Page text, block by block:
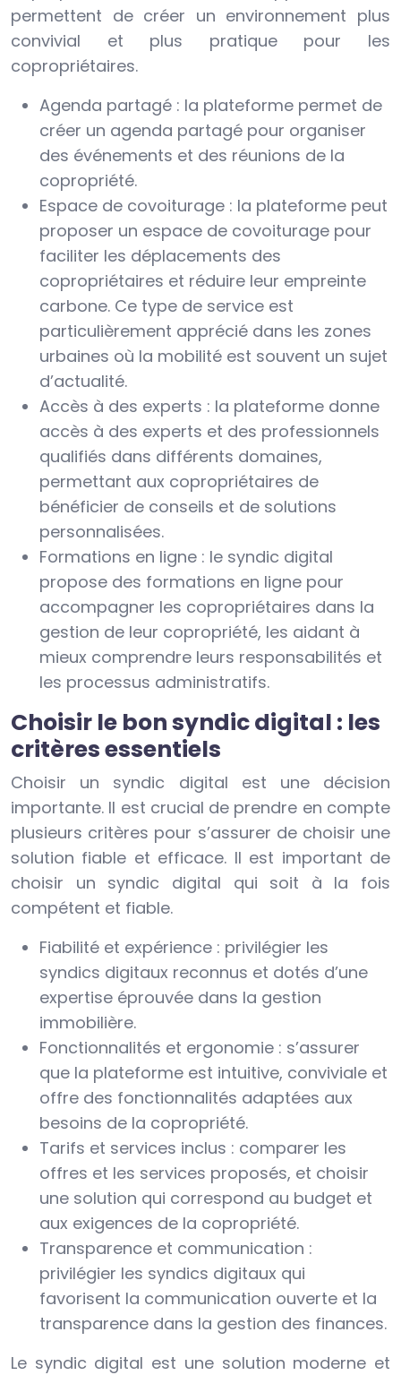
permettent de créer un environnement plus
convivial et plus pratique pour les
copropriétaires.
Agenda partagé : la plateforme permet de
créer un agenda partagé pour organiser
des événements et des réunions de la
copropriété.
Espace de covoiturage : la plateforme peut
proposer un espace de covoiturage pour
faciliter les déplacements des
copropriétaires et réduire leur empreinte
carbone. Ce type de service est
particulièrement apprécié dans les zones
urbaines où la mobilité est souvent un sujet
d’actualité.
Accès à des experts : la plateforme donne
accès à des experts et des professionnels
qualifiés dans différents domaines,
permettant aux copropriétaires de
bénéficier de conseils et de solutions
personnalisées.
Formations en ligne : le syndic digital
propose des formations en ligne pour
accompagner les copropriétaires dans la
gestion de leur copropriété, les aidant à
mieux comprendre leurs responsabilités et
les processus administratifs.
Choisir le bon syndic digital : les
critères essentiels
Choisir un syndic digital est une décision
importante. Il est crucial de prendre en compte
plusieurs critères pour s’assurer de choisir une
solution fiable et efficace. Il est important de
choisir un syndic digital qui soit à la fois
compétent et fiable.
Fiabilité et expérience : privilégier les
syndics digitaux reconnus et dotés d’une
expertise éprouvée dans la gestion
immobilière.
Fonctionnalités et ergonomie : s’assurer
que la plateforme est intuitive, conviviale et
offre des fonctionnalités adaptées aux
besoins de la copropriété.
Tarifs et services inclus : comparer les
offres et les services proposés, et choisir
une solution qui correspond au budget et
aux exigences de la copropriété.
Transparence et communication :
privilégier les syndics digitaux qui
favorisent la communication ouverte et la
transparence dans la gestion des finances.
Le syndic digital est une solution moderne et